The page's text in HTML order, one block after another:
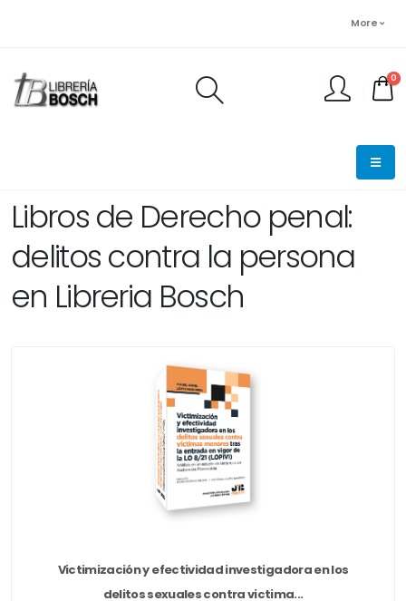
More
0
Libros de Derecho penal:
delitos contra la persona
en Libreria Bosch
Victimización y efectividad investigadora en los
delitos sexuales contra victima...